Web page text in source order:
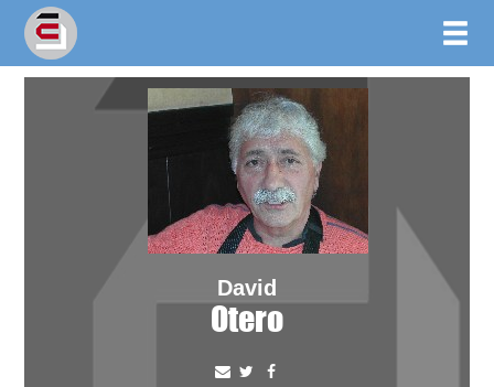
David
Otero